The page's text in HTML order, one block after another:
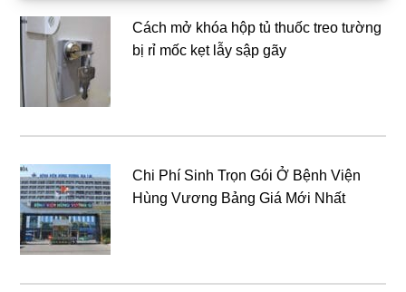
Cách mở khóa hộp tủ thuốc treo tường
bị rỉ mốc kẹt lẫy sập gãy
Chi Phí Sinh Trọn Gói Ở Bệnh Viện
Hùng Vương Bảng Giá Mới Nhất